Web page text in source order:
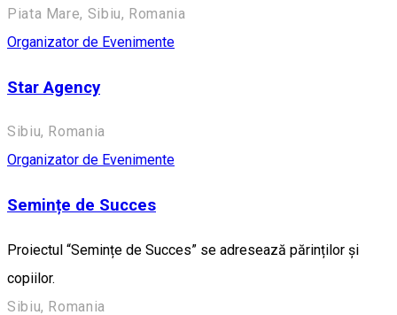
Piata Mare, Sibiu, Romania
Organizator de Evenimente
Star Agency
Sibiu, Romania
Organizator de Evenimente
Semințe de Succes
Proiectul “Semințe de Succes” se adresează părinților și
copiilor.
Sibiu, Romania